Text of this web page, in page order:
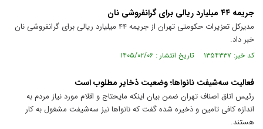
جریمه ۴۴ میلیارد ریالی برای گرانفروشی نان
مدیرکل تعزیرات حکومتی تهران از جریمه ۴۴ میلیارد ریالی برای گرانفروشی نان
خبر داد.
کد خبر: ۱۳۵۴۳۳۷ تاریخ انتشار : ۱۴۰۵/۰۲/۰۶
فعالیت سه‌شیفت نانواها؛ وضعیت ذخایر مطلوب است
رئیس اتاق اصناف تهران ضمن بیان اینکه مایحتاج و اقلام مورد نیاز مردم به
اندازه کافی تامین و ذخیره شده گفت که نانواها نیز سه‌شیفت مشغول به کار
هستند.